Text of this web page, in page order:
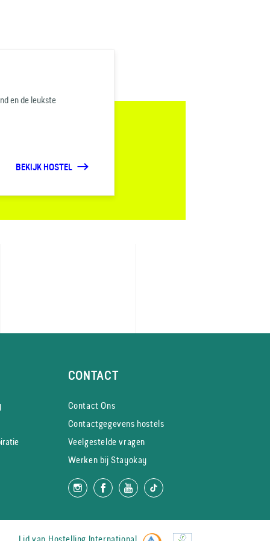
en de leukste
BEKIJK HOSTEL
CONTACT
Contact Ons
Contactgegevens hostels
Veelgestelde vragen
Werken bij Stayokay